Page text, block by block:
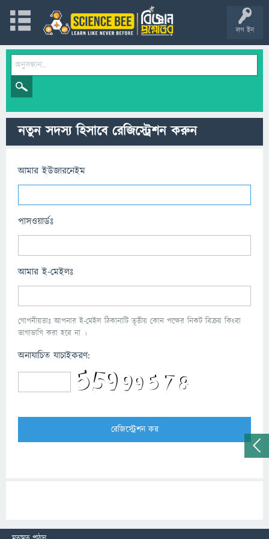
লগ ইন
নতুন সদস্য হিসাবে রেজিস্ট্রেশন করুন
আমার ইউজারনেইম
পাসওয়ার্ডঃ
আমার ই-মেইলঃ
গোপনীয়তাঃ আপনার ই-মেইল ঠিকানাটি তৃতীয় কোন পক্ষের নিকট বিক্রয় কিংবা
ভাগাভাগি করা হবে না ।
অনাযাচিত যাচাইকরণ: